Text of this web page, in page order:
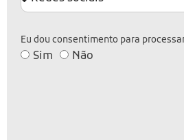
Eu dou consentimento para
Sim Não